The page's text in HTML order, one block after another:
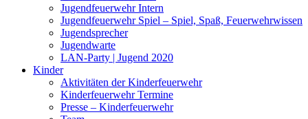
Jugendfeuerwehr Intern
Jugendfeuerwehr Spiel – Spiel, Spaß, Feuerwehrwissen
Jugendsprecher
Jugendwarte
LAN-Party | Jugend 2020
Kinder
Aktivitäten der Kinderfeuerwehr
Kinderfeuerwehr Termine
Presse – Kinderfeuerwehr